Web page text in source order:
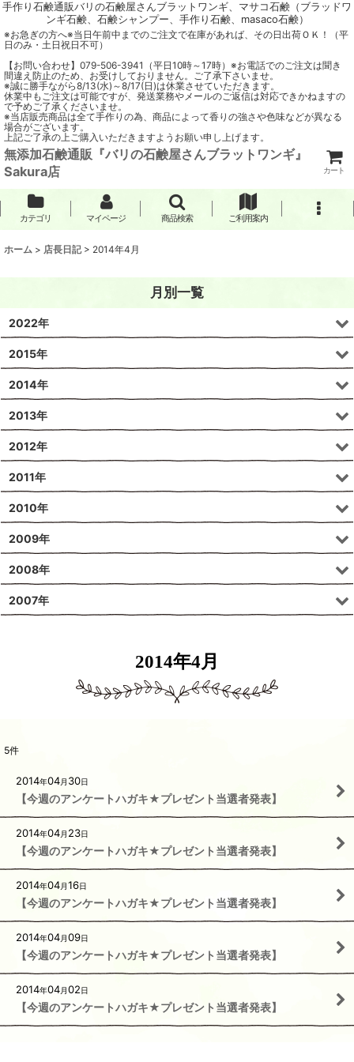
手作り石鹸通販バリの石鹸屋さんブラットワンギ、マサコ石鹸（ブラッドワ
ンギ石鹸、石鹸シャンプー、手作り石鹸、masaco石鹸）
※お急ぎの方へ※当日午前中までのご注文で在庫があれば、その日出荷ＯＫ！（平
日のみ・土日祝日不可）
【お問い合わせ】079-506-3941（平日10時～17時）※お電話でのご注文は聞き
間違え防止のため、お受けしておりません。ご了承下さいませ。
※誠に勝手ながら8/13(水)～8/17(日)は休業させていただきます。
休業中もご注文は可能ですが、発送業務やメールのご返信は対応できかねますの
で予めご了承くださいませ。
※当店販売商品は全て手作りの為、商品によって香りの強さや色味などが異なる
場合がございます。
上記ご了承の上ご購入いただきますようお願い申し上げます。
無添加石鹸通販『バリの石鹸屋さんブラットワンギ』
Sakura店
カート
カテゴリ マイページ 商品検索 ご利用案内
ホーム > 店長日記 > 2014年4月
2014年4月
5件
2014年04月 30日
【今週のアンケートハガキ★プレゼント当選者発表】
2014年04月 23日
【今週のアンケートハガキ★プレゼント当選者発表】
2014年04月16日
【今週のアンケートハガキ★プレゼント当選者発表】
2014年04月09日
【今週のアンケートハガキ★プレゼント当選者発表】
2014年04月02日
【今週のアンケートハガキ★プレゼント当選者発表】
月別一覧
2022年
2015年
2014年
2013年
2012年
2011年
2010年
2009年
2008年
2007年